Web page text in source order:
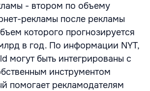
- втором по объему
рекламы после рекламы
которого прогнозируется
в год. По информации NYT,
могут быть интегрированы с
инструментом
помогает рекламодателям